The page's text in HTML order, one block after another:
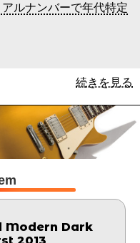
ルナンバーで年代特定
続きを見る
Modern Dark